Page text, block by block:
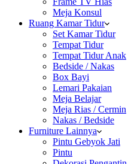
Meja Konsul
Ruang Kamar Tidur
Set Kamar Tidur
Tempat Tidur
Tempat Tidur Anak
Bedside / Nakas
Box Bayi
Lemari Pakaian
Meja Belajar
Meja Rias / Cermin
Nakas / Bedside
Furniture Lainnya
Pintu Gebyok Jati
Pintu